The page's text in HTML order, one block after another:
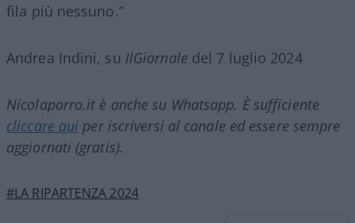
fila più nessuno.”
Andrea Indini, su IlGiornale del 7 luglio 2024
Nicolaporro.it è anche su Whatsapp. È sufficiente
cliccare qui per iscriversi al canale ed essere sempre
aggiornati (gratis).
#LA RIPARTENZA 2024